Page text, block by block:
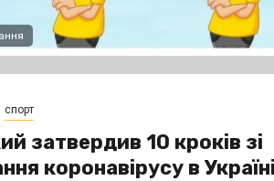
спорт
затвердив 10 кроків зі
коронавірусу в